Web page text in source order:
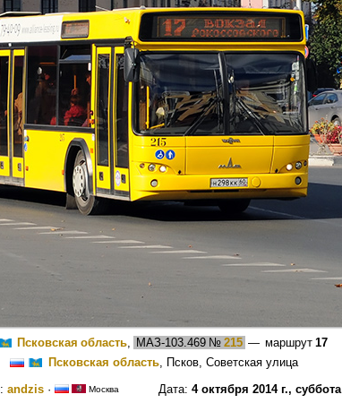
Псковская область, МАЗ-103.469 № 215 — маршрут 17
Псковская область, Псков, Советская улица
andzis· МоскваДата: 4 октября 2014 г., суббота